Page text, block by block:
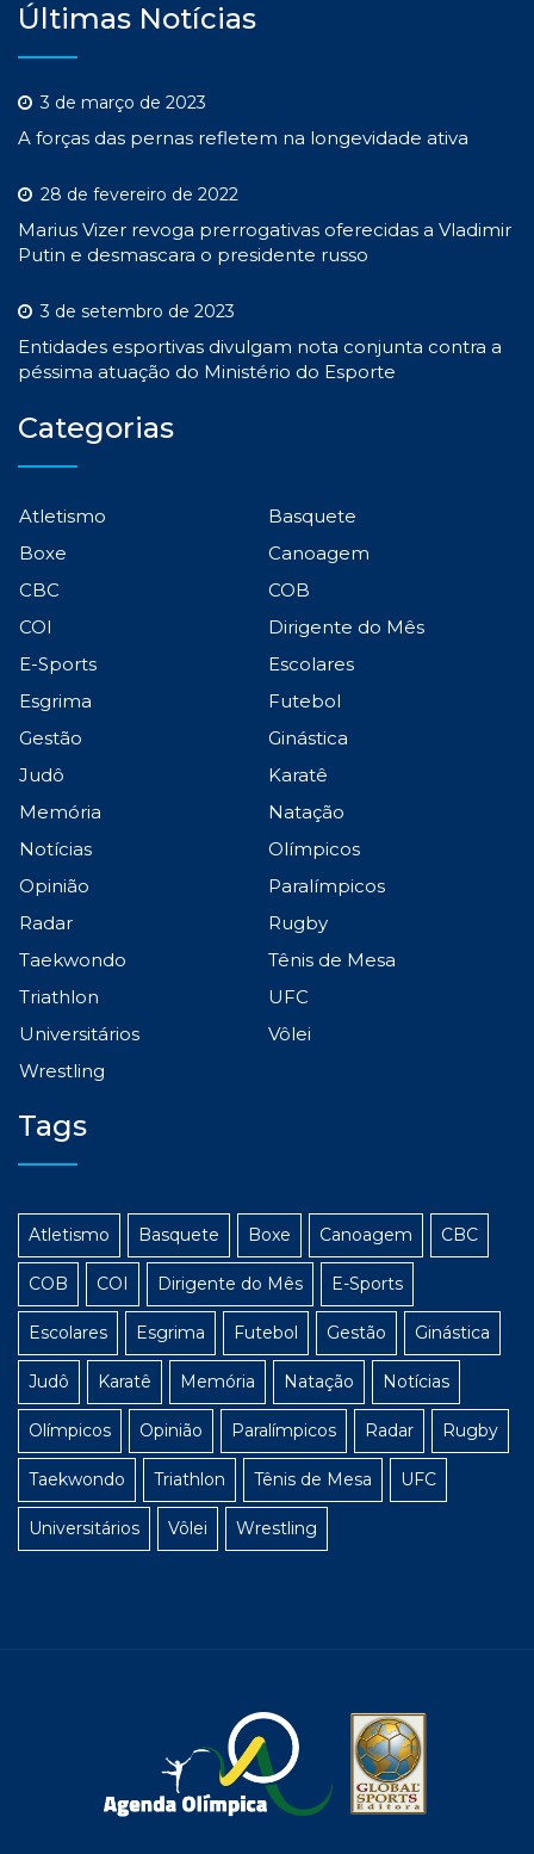
Últimas Notícias
3 de março de 2023
A forças das pernas refletem na longevidade ativa
28 de fevereiro de 2022
Marius Vizer revoga prerrogativas oferecidas a Vladimir
Putin e desmascara o presidente russo
3 de setembro de 2023
Entidades esportivas divulgam nota conjunta contra a
péssima atuação do Ministério do Esporte
Categorias
Atletismo
Basquete
Boxe
Canoagem
CBC
COB
COI
Dirigente do Mês
E-Sports
Escolares
Esgrima
Futebol
Gestão
Ginástica
Judô
Karatê
Memória
Natação
Notícias
Olímpicos
Opinião
Paralímpicos
Radar
Rugby
Taekwondo
Tênis de Mesa
Triathlon
UFC
Universitários
Vôlei
Wrestling
Tags
Atletismo Basquete Boxe Canoagem CBC
COB COI Dirigente do Mês E-Sports
Escolares Esgrima Futebol Gestão Ginástica
Judô Karatê Memória Natação Notícias
Olímpicos Opinião Paralímpicos Radar Rugby
Taekwondo Triathlon Tênis de Mesa UFC
Universitários Vôlei Wrestling